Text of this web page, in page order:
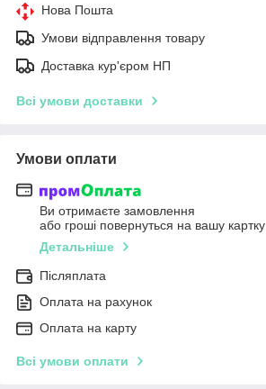
Нова Пошта
Умови відправлення товару
Доставка кур'єром НП
Всі умови доставки
Умови оплати
Ви отримаєте замовлення
або гроші повернуться на вашу картку
Детальніше
Післяплата
Оплата на рахунок
Оплата на карту
Всі умови оплати